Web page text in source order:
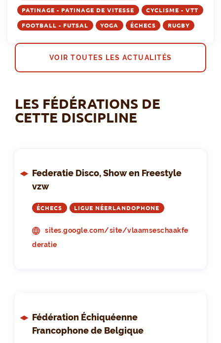
PATINAGE - PATINAGE DE VITESSE CYCLISME - VTT
FOOTBALL - FUTSAL YOGA ÉCHECS RUGBY
VOIR TOUTES LES ACTUALITÉS
LES FÉDÉRATIONS DE
CETTE DISCIPLINE
Federatie Disco, Show en Freestyle
vzw
ÉCHECS LIGUE NÉERLANDOPHONE
sites.google.com/site/vlaamseschaakfe
deratie
Fédération Échiquéenne
Francophone de Belgique